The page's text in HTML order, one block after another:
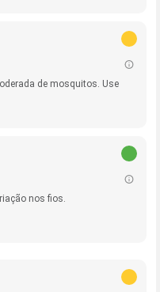
de mosquitos. Use
nos fios.